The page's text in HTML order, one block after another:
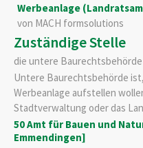
Werbeanlage
von MACH formsolutions
Zuständige Stelle
die untere Baurechtsbehörde
Untere Baurechtsbehörde
Werbeanlage aufstellen
Stadtverwaltung oder das
50 Amt für Bauen und
Emmendingen]